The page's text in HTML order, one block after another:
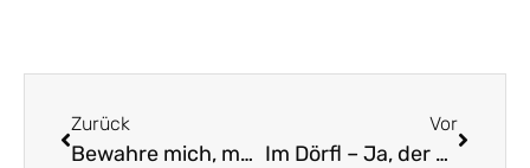
Zurück
Bewahre mich, mein Herr und Gott
Vor
Im Dörfl – Ja, der Summer, Hirgst und Winter